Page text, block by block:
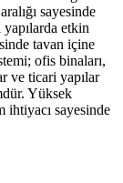
sayesinde
etkin
tavan içine
ofis binaları,
ve ticari yapılar
Yüksek
ihtiyacı sayesinde